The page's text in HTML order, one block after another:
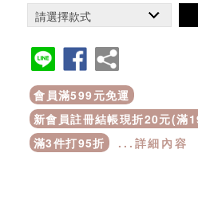
會員滿599元免運
新會員註冊結帳現折20元(滿
滿3件打95折
...詳細內容